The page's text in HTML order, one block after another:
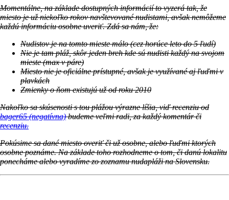
Momentálne, na základe dostupných informácií to vyzerá tak, že
miesto je už niekoľko rokov navštevované nudistami, avšak nemôžeme
každú informáciu osobne uveriť. Zdá sa nám, že:
Nudistov je na tomto mieste málo (cez horúce leto do 5 ľudí)
Nie je tam pláž, skôr jeden breh kde sú nudisti každý na svojom
mieste (max v páre)
Miesto nie je oficiálne prístupné, avšak je využívané aj ľuďmi v
plavkách
Zmienky o ňom existujú už od roku 2010
Nakoľko sa skúsenosti s tou plážou výrazne líšia, viď recenziu od
bager65 (negatívna)budeme veľmi radi, za každý komentár či
recenziu.
Pokúsime sa dané miesto overiť či už osobne, alebo ľuďmi ktorých
osobne poznáme. Na základe toho rozhodneme o tom, či danú lokalitu
ponecháme alebo vyradíme zo zoznamu nudapláži na Slovensku.